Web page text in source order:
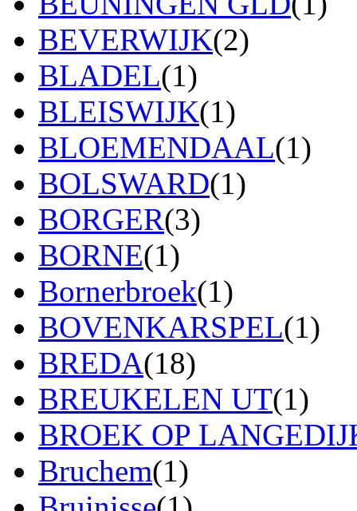
BEVERWIJK(2)
BLADEL(1)
BLEISWIJK(1)
BLOEMENDAAL(1)
BOLSWARD(1)
BORGER(3)
BORNE(1)
Bornerbroek(1)
BOVENKARSPEL(1)
BREDA(18)
BREUKELEN UT(1)
BROEK OP
Bruchem(1)